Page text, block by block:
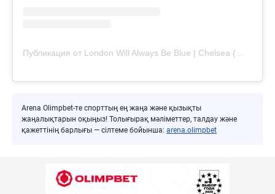
Arena Olimpbet-те спорттың ең жаңа және қызықты
жаңалықтарын оқыңыз! Толығырақ мәліметтер, талдау және
қажеттінің барлығы — сілтеме бойынша: arena.olimpbet